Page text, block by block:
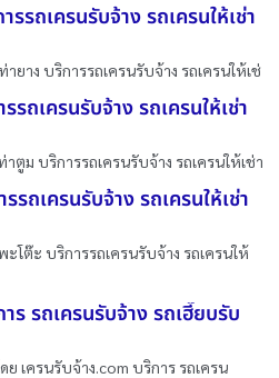
รถเครนรับจ้าง รถเครนให้เช่า
ยาง บริการรถเครนรับจ้าง รถเครนให้เช่
ถเครนรับจ้าง รถเครนให้เช่า
ตูม บริการรถเครนรับจ้าง รถเครนให้เช่า
รถเครนรับจ้าง รถเครนให้เช่า
โต๊ะ บริการรถเครนรับจ้าง รถเครนให้
ร รถเครนรับจ้าง รถเฮี๊ยบรับ
ย เครนรับจ้าง.com บริการ รถเครน